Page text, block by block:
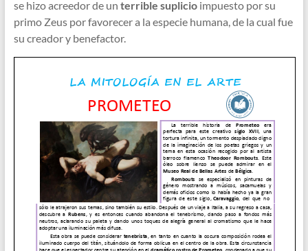
se hizo acreedor de un terrible suplicioimpuesto por su
primo Zeus por favorecer a la especie humana, de la cual fue
su creador y benefactor.